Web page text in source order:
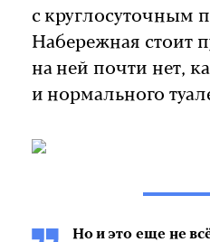
с круглосуточным
Набережная стоит
на ней почти нет,
и нормального
Но и это еще не